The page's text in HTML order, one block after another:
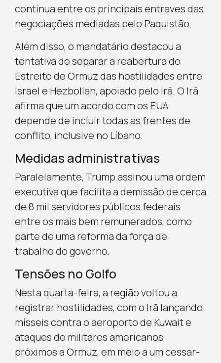
continua entre os principais entraves das
negociações mediadas pelo Paquistão.
Além disso, o mandatário destacou a
tentativa de separar a reabertura do
Estreito de Ormuz das hostilidades entre
Israel e Hezbollah, apoiado pelo Irã. O Irã
afirma que um acordo com os EUA
depende de incluir todas as frentes de
conflito, inclusive no Líbano.
Medidas administrativas
Paralelamente, Trump assinou uma ordem
executiva que facilita a demissão de cerca
de 8 mil servidores públicos federais
entre os mais bem remunerados, como
parte de uma reforma da força de
trabalho do governo.
Tensões no Golfo
Nesta quarta-feira, a região voltou a
registrar hostilidades, com o Irã lançando
mísseis contra o aeroporto de Kuwait e
ataques de militares americanos
próximos a Ormuz, em meio a um cessar-